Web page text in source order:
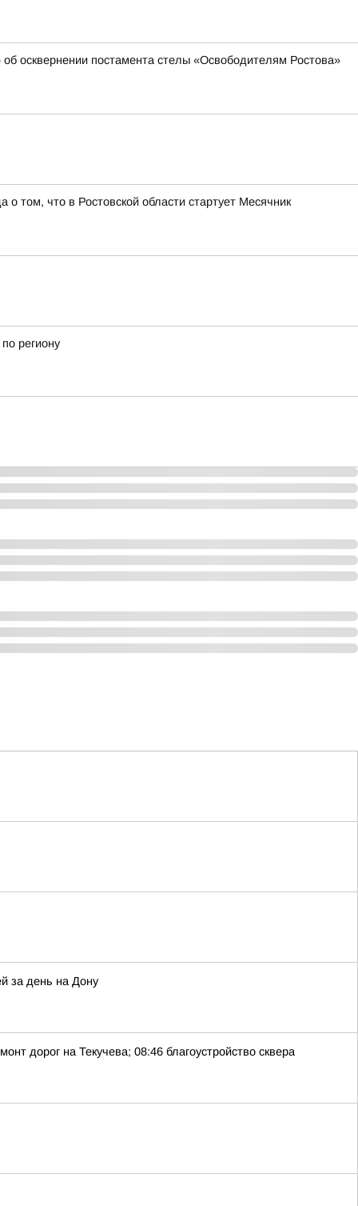
осквернении постамента стелы «Освободителям Ростова»
том, что в Ростовской области стартует Месячник
региону
за день на Дону
дорог на Текучева; 08:46 благоустройство сквера